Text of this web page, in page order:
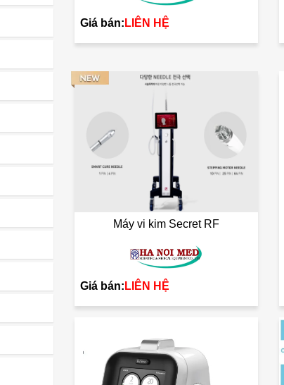
Giá bán: LIÊN HỆ
Máy vi kim Secret RF
Giá bán: LIÊN HỆ